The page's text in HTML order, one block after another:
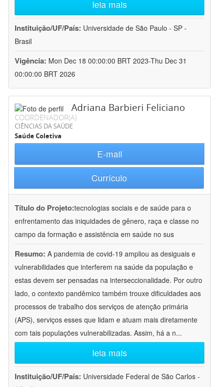
leia mais
Instituição/UF/País: Universidade de São Paulo - SP -
Brasil
Vigência: Mon Dec 18 00:00:00 BRT 2023-Thu Dec 31
00:00:00 BRT 2026
Adriana Barbieri Feliciano
COORDENADOR(A)
CIÊNCIAS DA SAÚDE
Saúde Coletiva
E-mail
Currículo
Título do Projeto:tecnologias sociais e de saúde para o
enfrentamento das iniquidades de gênero, raça e classe no
campo da formação e assistência em saúde no sus
Resumo: A pandemia de covid-19 ampliou as desiguais e
vulnerabilidades que interferem na saúde da população e
estas devem ser pensadas na interseccionalidade. Por outro
lado, o contexto pandêmico também trouxe dificuldades aos
processos de trabalho dos serviços de atenção primária
(APS), serviços esses que lidam e atuam mais diretamente
com tais populações vulnerabilizadas. Assim, há a n...
leia mais
Instituição/UF/País: Universidade Federal de São Carlos -